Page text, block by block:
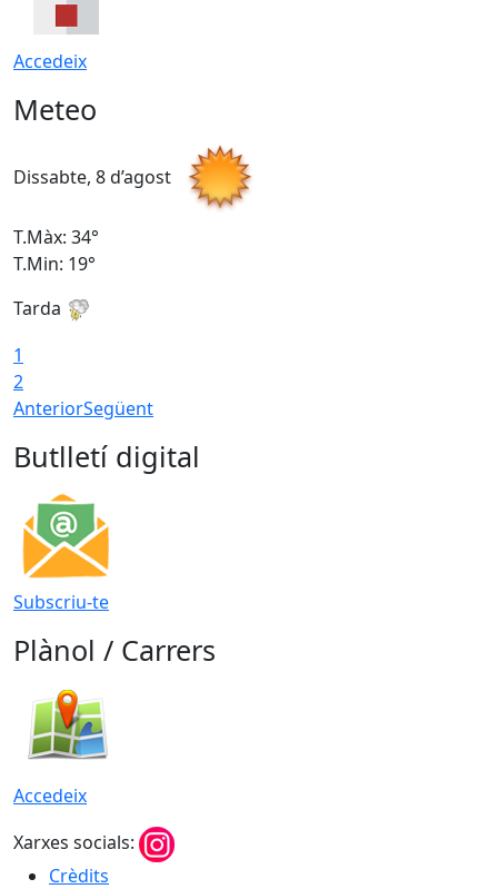
Accedeix
Meteo
Dissabte, 8 d’agost
T.Màx: 34°
T.Min: 19°
Tarda
1
2
AnteriorSegüent
Butlletí digital
Subscriu-te
Plànol / Carrers
Accedeix
Xarxes socials:
Crèdits